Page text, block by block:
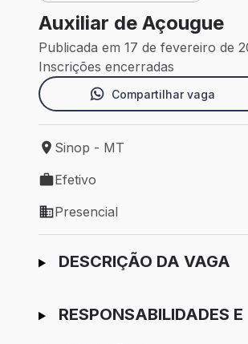
Auxiliar de Açougue
Publicada em 17 de fevereiro de
Inscrições encerradas
Compartilhar vaga
Local de trabalho: Sinop - MT
Sinop - MT
Tipo de vaga: Efetivo
Efetivo
Modelo de trabalho: Presencial
Presencial
Ir para candidatura
DESCRIÇÃO DA VAGA
RESPONSABILIDADES E